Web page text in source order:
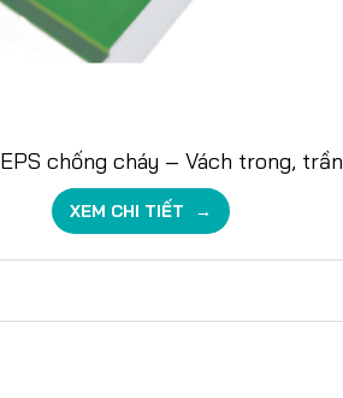
chống cháy – Vách trong, trần
XEM CHI TIẾT